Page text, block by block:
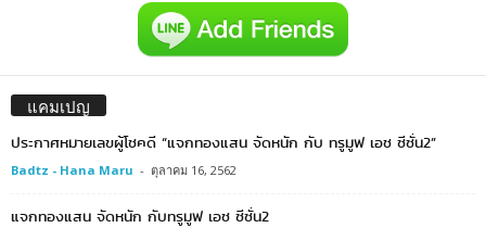
แคมเปญ
ประกาศหมายเลขผู้โชคดี “แจกทองแสน จัดหนัก กับ ทรูมูฟ เอช ซีซั่น2”
Badtz - Hana Maru - ตุลาคม 16, 2562
แจกทองแสน จัดหนัก กับทรูมูฟ เอช ซีซั่น2